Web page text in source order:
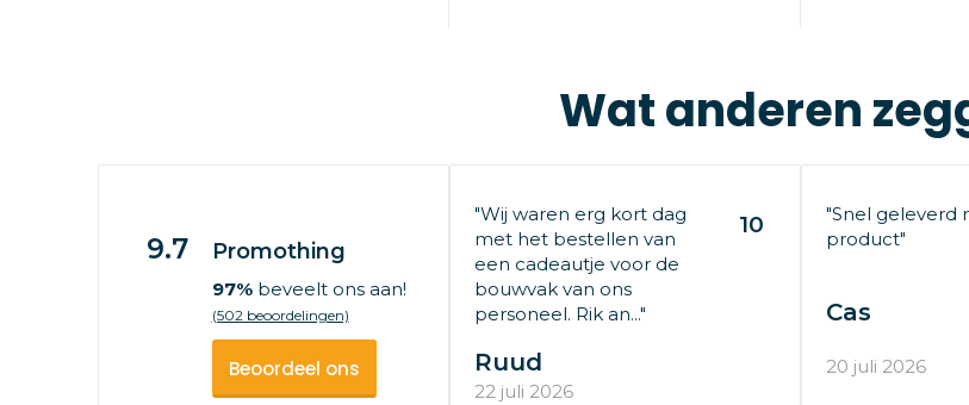
Wat anderen
9.7 Promothing
97%beveelt ons aan!
(502 beoordelingen)
Beoordeel ons
"Wij waren erg kort dag
met het bestellen van
een cadeautje voor de
bouwvak van ons
personeel. Rik an..."
10
Ruud
22 juli 2026
"Snel geleverd
product"
Cas
20 juli 2026